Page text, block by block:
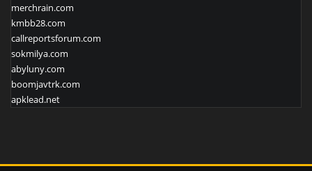
merchrain.com
kmbb28.com
callreportsforum.com
sokmilya.com
abyluny.com
boomjavtrk.com
apklead.net